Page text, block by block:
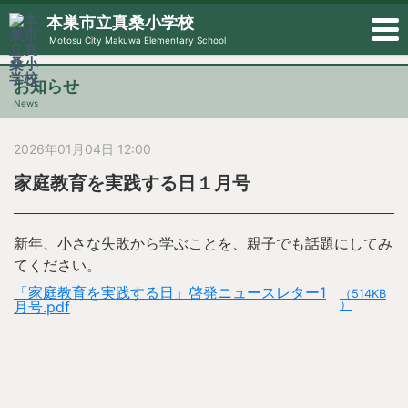
本巣市立真桑小学校
Motosu City Makuwa Elementary School
お知らせ
News
2026年01月04日 12:00
家庭教育を実践する日１月号
新年、小さな失敗から学ぶことを、親子でも話題にしてみ
てください。
「家庭教育を実践する日」啓発ニュースレター1
月号.pdf
（514KB
）